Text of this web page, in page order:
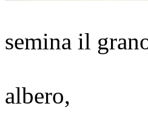
Se i
semina il
Se
albero,